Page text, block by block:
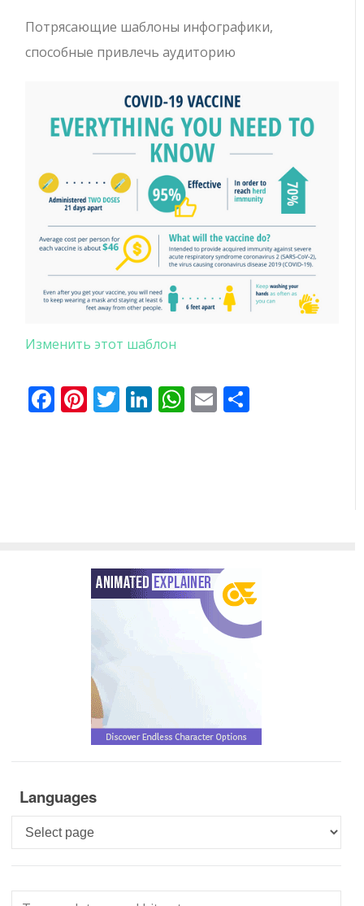
Потрясающие шаблоны инфографики,
способные привлечь аудиторию
Изменить этот шаблон
Facebook
Pinterest
Twitter
LinkedIn
WhatsApp
Email
Languages
Languages